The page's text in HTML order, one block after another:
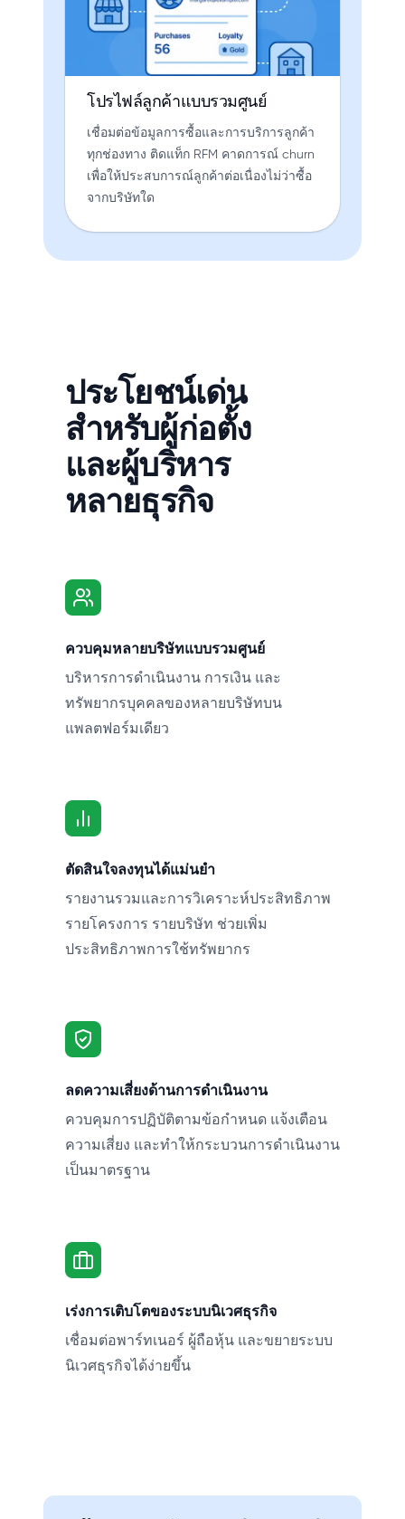
โปรไฟล์ลูกค้าแบบรวมศูนย์
เชื่อมต่อข้อมูลการซื้อและการบริการลูกค้า
ทุกช่องทาง ติดแท็ก RFM คาดการณ์ churn
เพื่อให้ประสบการณ์ลูกค้าต่อเนื่องไม่ว่าซื้อ
จากบริษัทใด
ประโยชน์เด่น
สำหรับผู้ก่อตั้ง
และผู้บริหาร
หลายธุรกิจ
ควบคุมหลายบริษัทแบบรวมศูนย์
บริหารการดำเนินงาน การเงิน และ
ทรัพยากรบุคคลของหลายบริษัทบน
แพลตฟอร์มเดียว
ตัดสินใจลงทุนได้แม่นยำ
รายงานรวมและการวิเคราะห์ประสิทธิภาพ
รายโครงการ รายบริษัท ช่วยเพิ่ม
ประสิทธิภาพการใช้ทรัพยากร
ลดความเสี่ยงด้านการดำเนินงาน
ควบคุมการปฏิบัติตามข้อกำหนด แจ้งเตือน
ความเสี่ยง และทำให้กระบวนการดำเนินงาน
เป็นมาตรฐาน
เร่งการเติบโตของระบบนิเวศธุรกิจ
เชื่อมต่อพาร์ทเนอร์ ผู้ถือหุ้น และขยายระบบ
นิเวศธุรกิจได้ง่ายขึ้น